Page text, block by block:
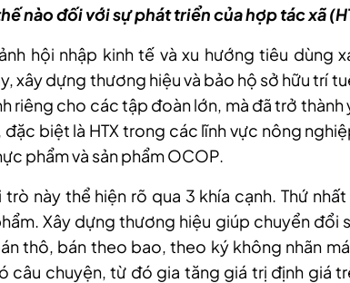
nào đối với sự phát triển của hợp tác xã
hội nhập kinh tế và xu hướng tiêu dùng
xây dựng thương hiệu và bảo hộ sở hữu trí
riêng cho các tập đoàn lớn, mà đã trở
đặc biệt là HTX trong các lĩnh vực nông
phẩm và sản phẩm OCOP.
trò này thể hiện rõ qua 3 khía cạnh. Thứ
Xây dựng thương hiệu giúp chuyển đổi
thô, bán theo bao, theo ký không nhãn
câu chuyện, từ đó gia tăng giá trị định giá